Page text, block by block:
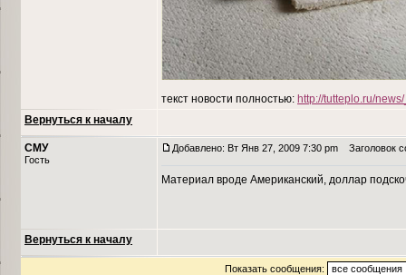
текст новости полностью: http://tutteplo.ru/
Вернуться к началу
СМУ
Гость
Добавлено: Вт Янв 27, 2009 7:30 pm Заголовок
Материал вроде Американский, доллар
Вернуться к началу
Показать сообщения: